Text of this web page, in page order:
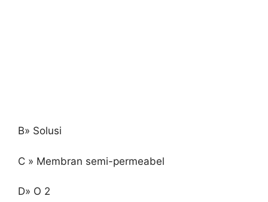
B» Solusi
C » Membran semi-permeabel
D» O 2